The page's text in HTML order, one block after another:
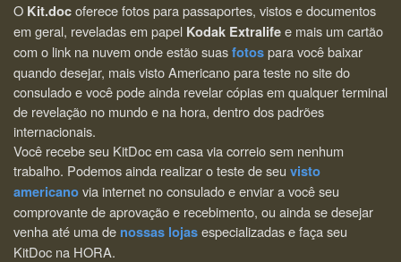
O Kit.docoferece fotos para passaportes, vistos e documentos
em geral, reveladas em papel Kodak Extralifee mais um cartão
com o link na nuvem onde estão suasfotospara você baixar
quando desejar, mais visto Americano para teste no site do
consulado e você pode ainda revelar cópias em qualquer terminal
de revelação no mundo e na hora, dentro dos padrões
internacionais.
Você recebe seu KitDoc em casa via correio sem nenhum
trabalho. Podemos ainda realizar o teste de seu visto
americanovia internet no consulado e enviar a você seu
comprovante de aprovação e recebimento, ou ainda se desejar
venha até uma de nossas lojasespecializadas e faça seu
KitDoc na HORA.